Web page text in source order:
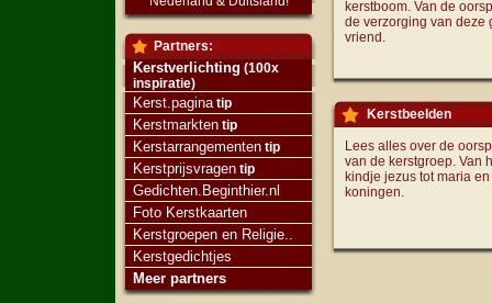
Partners:
Kerstverlichting (100x
inspiratie)
Kerst.pagina tip
Kerstmarkten tip
Kerstarrangementen tip
Kerstprijsvragen tip
Gedichten.Beginthier.nl
Foto Kerstkaarten
Kerstgroepen en Religie..
Kerstgedichtjes
Meer partners
kerstboom. Van de
de verzorging van deze
vriend.
Kerstbeelden
Lees alles over de
van de kerstgroep. Van
kindje jezus tot maria
koningen.